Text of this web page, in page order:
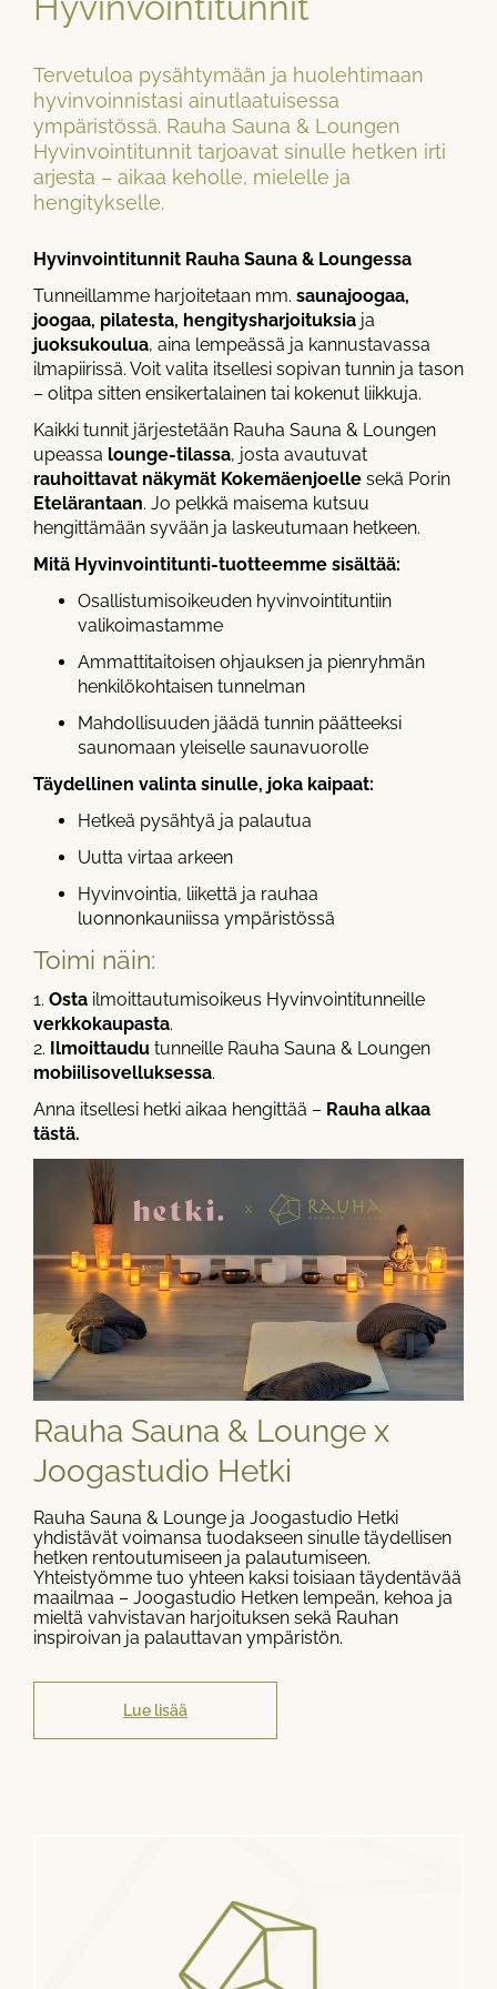
Tervetuloa pysähtymään ja huolehtimaan
hyvinvoinnistasi ainutlaatuisessa
ympäristössä. Rauha Sauna & Loungen
Hyvinvointitunnit tarjoavat sinulle hetken irti
arjesta – aikaa keholle, mielelle ja
hengitykselle.
Hyvinvointitunnit Rauha Sauna & Loungessa
Tunneillamme harjoitetaan mm. saunajoogaa,
joogaa, pilatesta, hengitysharjoituksia ja
juoksukoulua, aina lempeässä ja kannustavassa
ilmapiirissä. Voit valita itsellesi sopivan tunnin ja tason
– olitpa sitten ensikertalainen tai kokenut liikkuja.
Kaikki tunnit järjestetään Rauha Sauna & Loungen
upeassa lounge-tilassa, josta avautuvat
rauhoittavat näkymät Kokemäenjoelle sekä Porin
Etelärantaan. Jo pelkkä maisema kutsuu
hengittämään syvään ja laskeutumaan hetkeen.
Mitä Hyvinvointitunti-tuotteemme sisältää:
Osallistumisoikeuden hyvinvointituntiin
valikoimastamme
Ammattitaitoisen ohjauksen ja pienryhmän
henkilökohtaisen tunnelman
Mahdollisuuden jäädä tunnin päätteeksi
saunomaan yleiselle saunavuorolle
Täydellinen valinta sinulle, joka kaipaat:
Hetkeä pysähtyä ja palautua
Uutta virtaa arkeen
Hyvinvointia, liikettä ja rauhaa
luonnonkauniissa ympäristössä
Toimi näin:
1. Osta ilmoittautumisoikeus Hyvinvointitunneille
verkkokaupasta.
2. Ilmoittaudu tunneille Rauha Sauna & Loungen
mobiilisovelluksessa.
Anna itsellesi hetki aikaa hengittää – Rauha alkaa
tästä.
Rauha Sauna & Lounge x
Joogastudio Hetki
Rauha Sauna & Lounge ja Joogastudio Hetki
yhdistävät voimansa tuodakseen sinulle täydellisen
hetken rentoutumiseen ja palautumiseen.
Yhteistyömme tuo yhteen kaksi toisiaan täydentävää
maailmaa – Joogastudio Hetken lempeän, kehoa ja
mieltä vahvistavan harjoituksen sekä Rauhan
inspiroivan ja palauttavan ympäristön.
Lue lisää